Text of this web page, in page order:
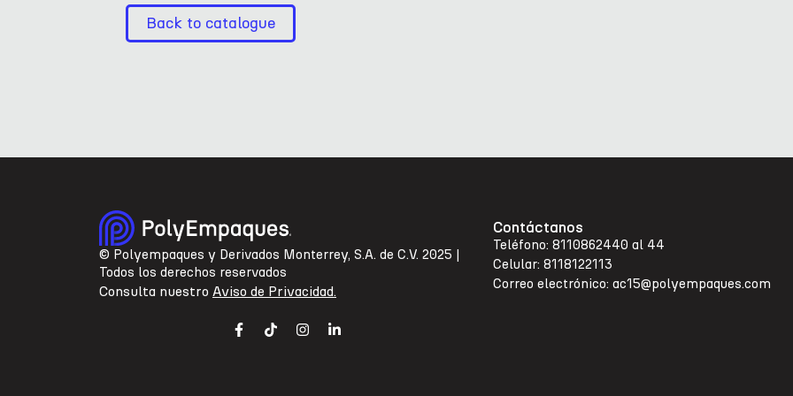
Back to catalogue
© Polyempaques y Derivados Monterrey, S.A. de C.V. 2025 |
Todos los derechos reservados
Consulta nuestro Aviso de Privacidad.
Contáctanos
Teléfono: 8110862440 al 44
Celular: 8118122113
Correo electrónico: ac15@polyempaques.com